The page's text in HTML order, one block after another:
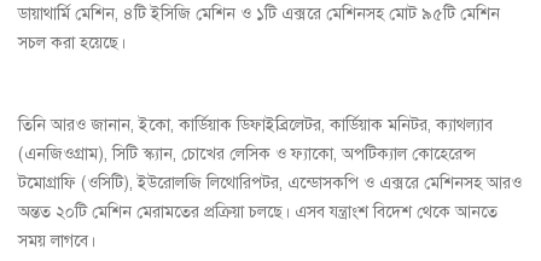
ডায়াথার্মি মেশিন, ৪টি ইসিজি মেশিন ও ১টি এক্সরে মেশিনসহ মোট ৯৫টি মেশিন
সচল করা হয়েছে।
তিনি আরও জানান, ইকো, কার্ডিয়াক ডিফাইব্রিলেটর, কার্ডিয়াক মনিটর, ক্যাথল্যাব
(এনজিওগ্রাম), সিটি স্ক্যান, চোখের লেসিক ও ফ্যাকো, অপটিক্যাল কোহেরেন্স
টমোগ্রাফি (ওসিটি), ইউরোলজি লিথোরিপটর, এন্ডোসকপি ও এক্সরে মেশিনসহ আরও
অন্তত ২০টি মেশিন মেরামতের প্রক্রিয়া চলছে। এসব যন্ত্রাংশ বিদেশ থেকে আনতে
সময় লাগবে।